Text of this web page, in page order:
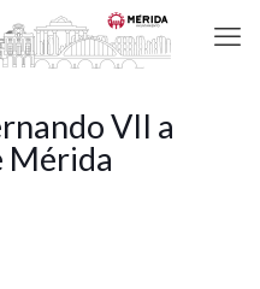
VII a
Mérida